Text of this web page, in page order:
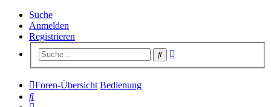
Suche
Anmelden
Registrieren
Suche
Foren-Übersicht Bedienung
Suche